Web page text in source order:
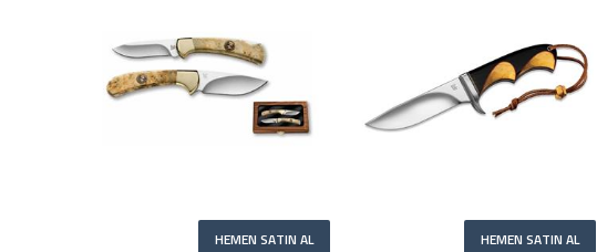
HEMEN SATIN AL HEMEN SATIN AL